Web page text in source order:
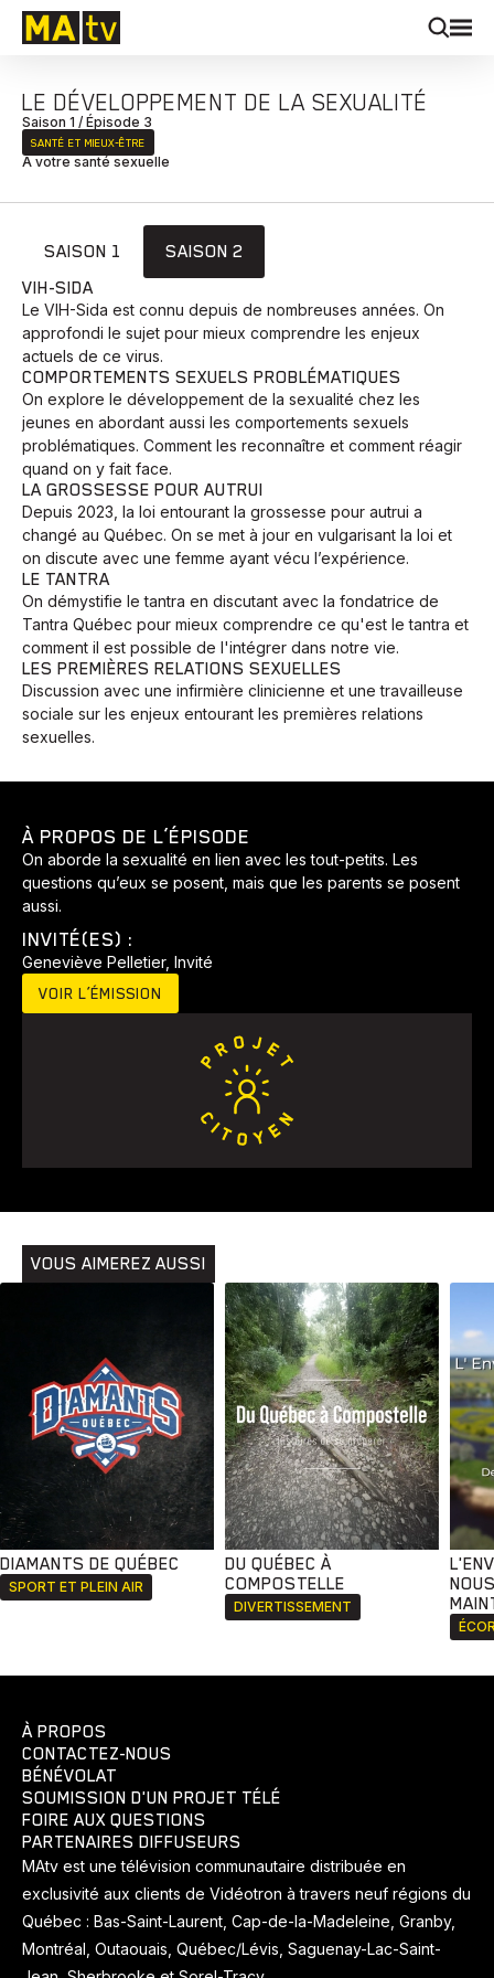
Bingo
Histoires Pêche
Voyage Yoga
LE DÉVELOPPEMENT DE LA SEXUALITÉ
Saison 1 / Épisode 3
SANTÉ ET MIEUX‑ÊTRE
À votre santé sexuelle
SAISON 1
SAISON 2
VIH-SIDA
Le VIH-Sida est connu depuis de nombreuses années. On
approfondi le sujet pour mieux comprendre les enjeux
actuels de ce virus.
COMPORTEMENTS SEXUELS PROBLÉMATIQUES
On explore le développement de la sexualité chez les
jeunes en abordant aussi les comportements sexuels
problématiques. Comment les reconnaître et comment réagir
quand on y fait face.
LA GROSSESSE POUR AUTRUI
Depuis 2023, la loi entourant la grossesse pour autrui a
changé au Québec. On se met à jour en vulgarisant la loi et
on discute avec une femme ayant vécu l’expérience.
LE TANTRA
On démystifie le tantra en discutant avec la fondatrice de
Tantra Québec pour mieux comprendre ce qu'est le tantra et
comment il est possible de l'intégrer dans notre vie.
LES PREMIÈRES RELATIONS SEXUELLES
Discussion avec une infirmière clinicienne et une travailleuse
sociale sur les enjeux entourant les premières relations
sexuelles.
À PROPOS DE L’ÉPISODE
On aborde la sexualité en lien avec les tout-petits. Les
questions qu’eux se posent, mais que les parents se posent
aussi.
INVITÉ(ES) :
Geneviève Pelletier, Invité
VOIR L’ÉMISSION
VOUS AIMEREZ AUSSI
DIAMANTS DE QUÉBEC
SPORT ET PLEIN AIR
DU QUÉBEC À
COMPOSTELLE
DIVERTISSEMENT
À PROPOS
CONTACTEZ-NOUS
BÉNÉVOLAT
SOUMISSION D'UN PROJET TÉLÉ
FOIRE AUX QUESTIONS
PARTENAIRES DIFFUSEURS
MAtv est une télévision communautaire distribuée en
exclusivité aux clients de Vidéotron à travers neuf régions du
Québec : Bas-Saint-Laurent, Cap-de-la-Madeleine, Granby,
Montréal, Outaouais, Québec/Lévis, Saguenay-Lac-Saint-